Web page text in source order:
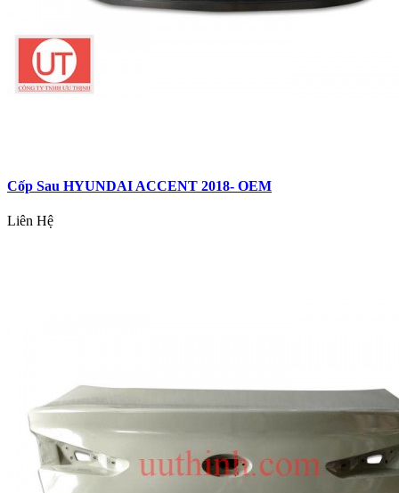
Cốp Sau HYUNDAI ACCENT 2018- OEM
Liên Hệ